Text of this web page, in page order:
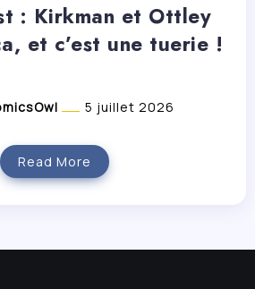
: Kirkman et Ottley
et c’est une tuerie !
5 juillet 2026
Read More